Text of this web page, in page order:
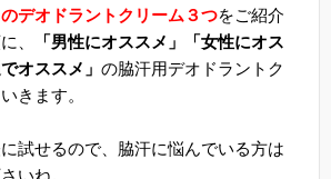
デオドラントクリーム３つをご紹介
、
「男性にオススメ」「女性にオス
オススメ」 の脇汗用デオドラントク
きます。
試せるので、脇汗に悩んでいる方は
いね。